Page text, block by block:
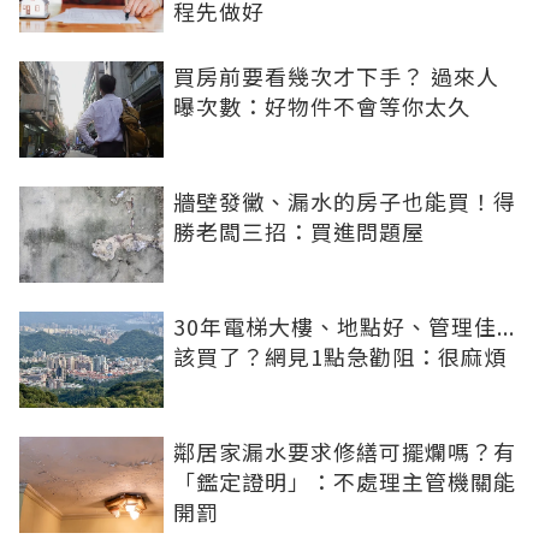
程先做好
買房前要看幾次才下手？ 過來人
曝次數：好物件不會等你太久
牆壁發黴、漏水的房子也能買！得
勝老闆三招：買進問題屋
30年電梯大樓、地點好、管理佳...
該買了？網見1點急勸阻：很麻煩
鄰居家漏水要求修繕可擺爛嗎？有
「鑑定證明」：不處理主管機關能
開罰